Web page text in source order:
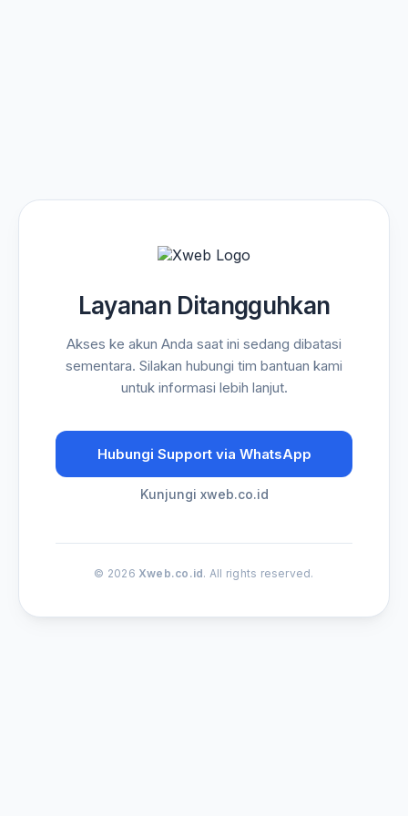
Layanan Ditangguhkan
Akses ke akun Anda saat ini sedang dibatasi
sementara. Silakan hubungi tim bantuan kami
untuk informasi lebih lanjut.
Hubungi Support via WhatsApp
Kunjungi xweb.co.id
© 2026 Xweb.co.id. All rights reserved.